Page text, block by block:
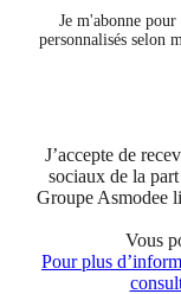
Je m'abonne
personnalisés selon
J’accepte de
sociaux de la
Groupe Asmodee
Vous
Pour plus